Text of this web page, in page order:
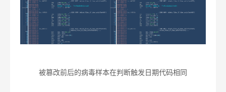
被篡改前后的病毒样本在判断触发日期代码相同